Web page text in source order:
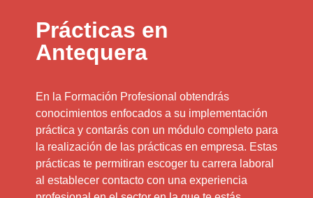
Prácticas en
Antequera
En la Formación Profesional obtendrás
conocimientos enfocados a su implementación
práctica y contarás con un módulo completo para
la realización de las prácticas en empresa. Estas
prácticas te permitiran escoger tu carrera laboral
al establecer contacto con una experiencia